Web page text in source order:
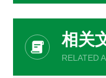
相关
RELATED